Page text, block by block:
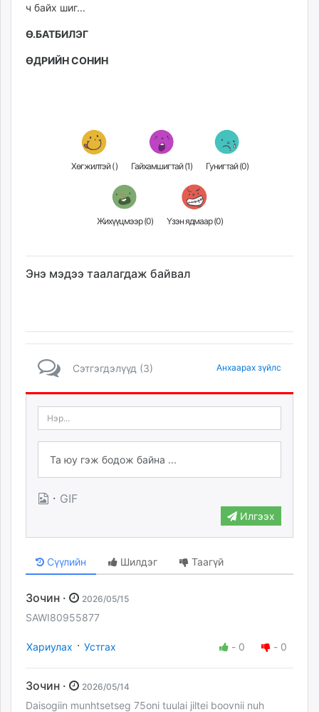
ч байх шиг...
Ө.БАТБИЛЭГ
ӨДРИЙН СОНИН
Хөгжилтэй () Гайхамшигтай (1) Гунигтай (0)
Жихүүцмээр (0) Үзэн ядмаар (0)
Энэ мэдээ таалагдаж байвал
Сэтгэгдэлүүд (3) Анхаарах зүйлс
· GIF
Илгээх
Сүүлийн Шилдэг Таагүй
Зочин · 2026/05/15
SAWI80955877
Хариулах · Устгах - 0 - 0
Зочин · 2026/05/14
Daisogiin munhtsetseg 75oni tuulai jiltei boovnii nuh